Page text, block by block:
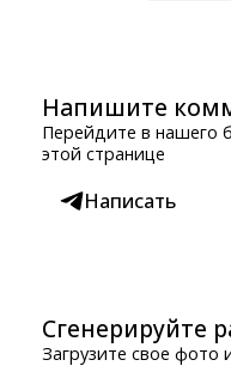
Напишите
Перейдите в нашего
этой странице
Написать
Сгенерируйте
Загрузите свое фото